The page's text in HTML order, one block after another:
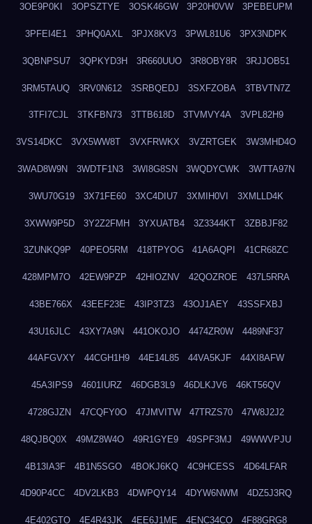
3OE9P0KI 3OPSZTYE 3OSK46GW 3P20H0VW 3PEBEUPM
3PFEI4E1 3PHQ0AXL 3PJX8KV3 3PWL81U6 3PX3NDPK
3QBNPSU7 3QPKYD3H 3R660UUO 3R8OBY8R 3RJJOB51
3RM5TAUQ 3RV0N612 3SRBQEDJ 3SXFZOBA 3TBVTN7Z
3TFI7CJL 3TKFBN73 3TTB618D 3TVMVY4A 3VPL82H9
3VS14DKC 3VX5WW8T 3VXFRWKX 3VZRTGEK 3W3MHD4O
3WAD8W9N 3WDTF1N3 3WI8G8SN 3WQDYCWK 3WTTA97N
3WU70G19 3X71FE60 3XC4DIU7 3XMIH0VI 3XMLLD4K
3XWW9P5D 3Y2Z2FMH 3YXUATB4 3Z3344KT 3ZBBJF82
3ZUNKQ9P 40PEO5RM 418TPYOG 41A6AQPI 41CR68ZC
428MPM7O 42EW9PZP 42HIOZNV 42QOZROE 437L5RRA
43BE766X 43EEF23E 43IP3TZ3 43OJ1AEY 43SSFXBJ
43U16JLC 43XY7A9N 441OKOJO 4474ZR0W 4489NF37
44AFGVXY 44CGH1H9 44E14L85 44VA5KJF 44XI8AFW
45A3IPS9 4601IURZ 46DGB3L9 46DLKJV6 46KT56QV
4728GJZN 47CQFY0O 47JMVITW 47TRZS70 47W8J2J2
48QJBQ0X 49MZ8W4O 49R1GYE9 49SPF3MJ 49WWVPJU
4B13IA3F 4B1N5SGO 4BOKJ6KQ 4C9HCESS 4D64LFAR
4D90P4CC 4DV2LKB3 4DWPQY14 4DYW6NWM 4DZ5J3RQ
4E402GTO 4E4R43JK 4EE6J1ME 4ENC34CO 4F88GRG8